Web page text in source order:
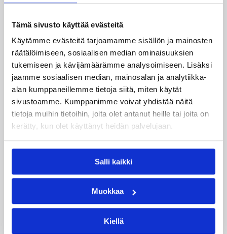
Tämä sivusto käyttää evästeitä
Käytämme evästeitä tarjoamamme sisällön ja mainosten
räätälöimiseen, sosiaalisen median ominaisuuksien
tukemiseen ja kävijämäärämme analysoimiseen. Lisäksi
jaamme sosiaalisen median, mainosalan ja analytiikka-
alan kumppaneillemme tietoja siitä, miten käytät
sivustoamme. Kumppanimme voivat yhdistää näitä
tietoja muihin tietoihin, joita olet antanut heille tai joita on
kerätty, kun olet käyttänyt heidän palvelujaan.
Salli kaikki
Muokkaa
Kiellä
Kategoriat
Pääjuttu
Katso myös